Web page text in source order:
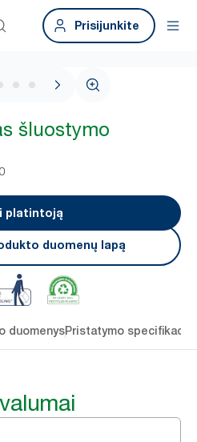
Prisijunkite
1 / 5
šluostymo
platintoją
duomenų lapą
duomenysPristatymo